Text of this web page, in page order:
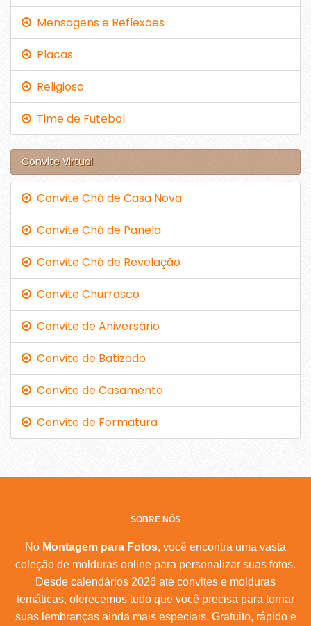
Mensagens e Reflexões
Placas
Religioso
Time de Futebol
Convite Virtual
Convite Chá de Casa Nova
Convite Chá de Panela
Convite Chá de Revelação
Convite Churrasco
Convite de Aniversário
Convite de Batizado
Convite de Casamento
Convite de Formatura
SOBRE NÓS
No Montagem para Fotos, você encontra uma vasta
coleção de molduras online para personalizar suas fotos.
Desde calendários 2026 até convites e molduras
temáticas, oferecemos tudo que você precisa para tornar
suas lembranças ainda mais especiais. Gratuito, rápido e